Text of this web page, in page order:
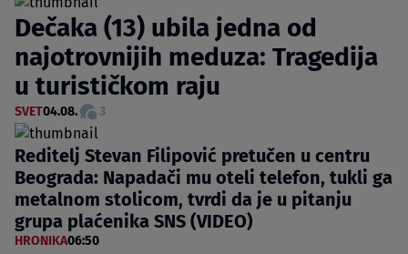
Dečaka (13) ubila jedna od
najotrovnijih meduza: Tragedija
u turističkom raju
SVET04.08. 3
Reditelj Stevan Filipović pretučen u centru
Beograda: Napadači mu oteli telefon, tukli ga
metalnom stolicom, tvrdi da je u pitanju
grupa plaćenika SNS (VIDEO)
HRONIKA06:50